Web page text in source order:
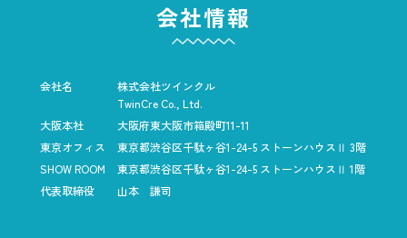
会社情報
会社名
株式会社ツインクル
TwinCre Co., Ltd.
大阪本社
大阪府東大阪市箱殿町11-11
東京オフィス
東京都渋谷区千駄ヶ谷1-24-5 ストーンハウスⅡ 3階
SHOW ROOM
東京都渋谷区千駄ヶ谷1-24-5 ストーンハウスⅡ 1階
代表取締役
山本 謙司